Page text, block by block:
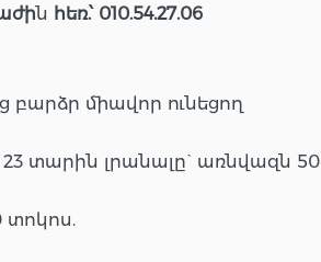
ն հեռ.՝ 010.54.27.06
միավոր ունեցող
տարին լրանալը` առնվազն 50
տոկոս.